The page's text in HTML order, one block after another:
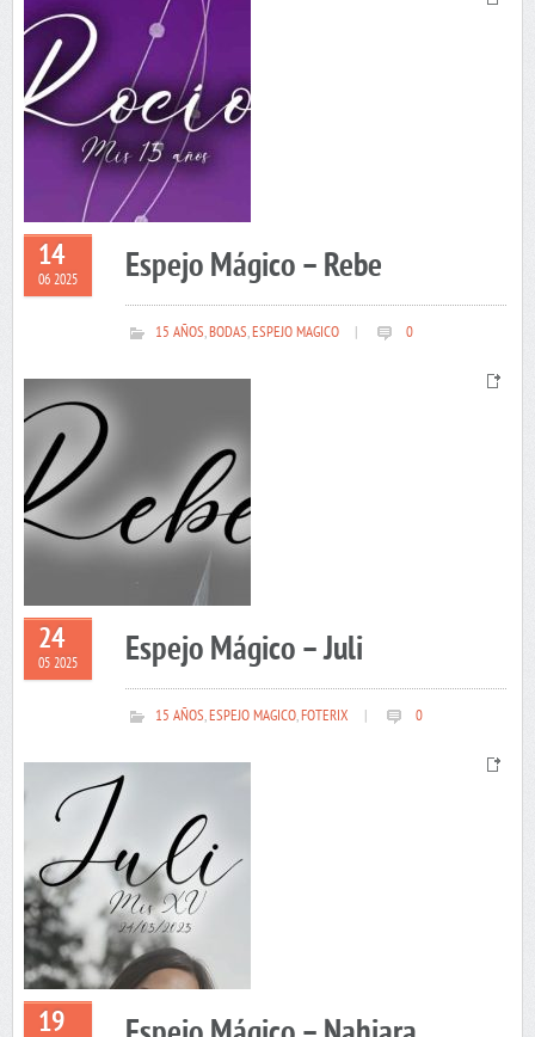
14
06 2025 Espejo Mágico – Rebe
15 AÑOS,BODAS,ESPEJO MAGICO 0
24
05 2025 Espejo Mágico – Juli
15 AÑOS,ESPEJO MAGICO,FOTERIX 0
19